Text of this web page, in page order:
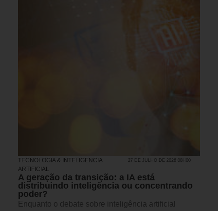
TECNOLOGIA & INTELIGENCIA
ARTIFICIAL
27 DE JULHO DE 2026 08H00
A geração da transição: a IA está
distribuindo inteligência ou concentrando
poder?
Enquanto o debate sobre inteligência artificial